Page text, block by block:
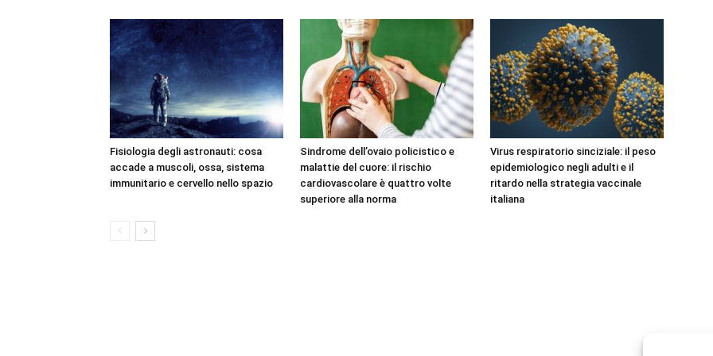
Fisiologia degli astronauti: cosa
accade a muscoli, ossa, sistema
immunitario e cervello nello spazio
Sindrome dell’ovaio policistico e
malattie del cuore: il rischio
cardiovascolare è quattro volte
superiore alla norma
Virus respiratorio sinciziale: il peso
epidemiologico negli adulti e il
ritardo nella strategia vaccinale
italiana